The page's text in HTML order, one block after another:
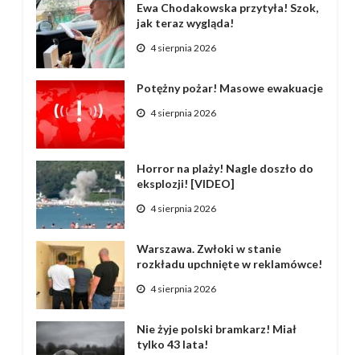
Ewa Chodakowska przytyła! Szok,
jak teraz wygląda!
4 sierpnia 2026
Potężny pożar! Masowe ewakuacje
4 sierpnia 2026
Horror na plaży! Nagle doszło do
eksplozji! [VIDEO]
4 sierpnia 2026
Warszawa. Zwłoki w stanie
rozkładu upchnięte w reklamówce!
4 sierpnia 2026
Nie żyje polski bramkarz! Miał
tylko 43 lata!